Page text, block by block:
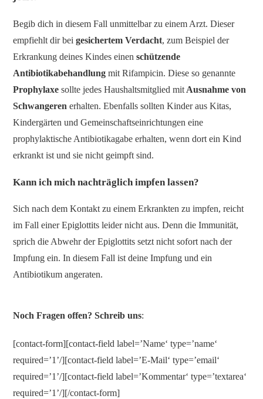
Begib dich in diesem Fall unmittelbar zu einem Arzt. Dieser
empfiehlt dir beigesichertem Verdacht, zum Beispiel der
Erkrankung deines Kindes einenschützende
Antibiotikabehandlung mit Rifampicin. Diese so genannte
Prophylaxe sollte jedes Haushaltsmitglied mit Ausnahme von
Schwangeren erhalten. Ebenfalls sollten Kinder aus Kitas,
Kindergärten und Gemeinschaftseinrichtungen eine
prophylaktische Antibiotikagabe erhalten, wenn dort ein Kind
erkrankt ist und sie nicht geimpft sind.
Kann ich mich nachträglich impfen lassen?
Sich nach dem Kontakt zu einem Erkrankten zu impfen, reicht
im Fall einer Epiglottits leider nicht aus. Denn die Immunität,
sprich die Abwehr der Epiglottits setzt nicht sofort nach der
Impfung ein. In diesem Fall ist deine Impfung und ein
Antibiotikum angeraten.
Noch Fragen offen? Schreib uns:
[contact-form][contact-field label=’Name‘ type=’name‘
required=’1’/][contact-field label=’E-Mail‘ type=’email‘
required=’1’/][contact-field label=’Kommentar‘ type=’textarea‘
required=’1’/][/contact-form]